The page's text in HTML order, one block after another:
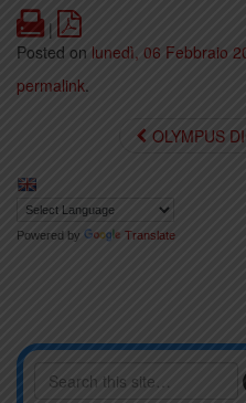
Print
|
Posted on lunedì, 06 Febbraio
permalink.
OLYMPUS
Powered by Translate